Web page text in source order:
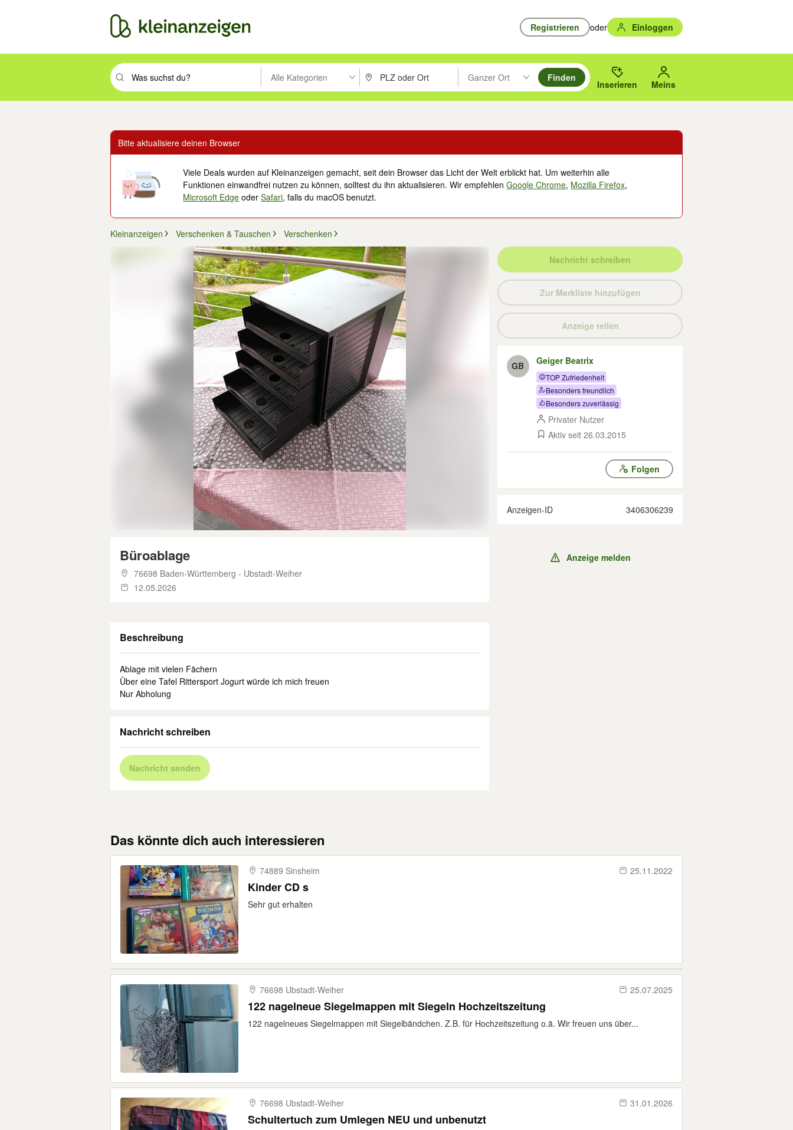
Registrieren oder Einloggen
Suchbegriff eingeben. Eingabetaste drücken um zu suchen, oder Vorschläge mit den Pfeiltasten nach oben/unten durchsuchen und mit Eingabetaste auswählen.
Alle Kategorien PLZ oder Ort eingeben. Eingabetaste drücken um zu suchen, oder Vorschläge mit den Pfeiltasten nach oben/
Ganzer Ort
Suche im Umkreis des gewählten Orts oder PLZ.
Finden
Inserieren Meins
Bitte aktualisiere deinen Browser
Viele Deals wurden auf Kleinanzeigen gemacht, seit dein Browser das Licht der Welt erblickt hat. Um weiterhin alle
Funktionen einwandfrei nutzen zu können, solltest du ihn aktualisieren. Wir empfehlenGoogle Chrome, Mozilla Firefox,
Microsoft Edge oderSafari, falls du macOS benutzt.
Kleinanzeigen Verschenken & Tauschen Verschenken
Büroablage
76698 Baden-Württemberg - Ubstadt-Weiher
12.05.2026
Beschreibung
Ablage mit vielen Fächern
Über eine Tafel Rittersport Jogurt würde ich mich freuen
Nur Abholung
Nachricht schreiben
Nachricht senden
Nachricht schreiben
Zur Merkliste hinzufügen
Anzeige teilen
GB Geiger Beatrix
TOP Zufriedenheit
Besonders freundlich
Besonders zuverlässig
Privater Nutzer
Aktiv seit 26.03.2015
Folgen
Anzeigen-ID 3406306239
Anzeige melden
Das könnte dich auch interessieren
74889 Sinsheim 25.11.2022
Kinder CD s
Sehr gut erhalten
76698 Ubstadt-​Weiher 25.07.2025
122 nagelneue Siegelmappen mit Siegeln Hochzeitszeitung
122 nagelneues Siegelmappen mit Siegelbändchen. Z.B. für Hochzeitszeitung o.ä. Wir freuen uns über...
76698 Ubstadt-​Weiher 31.01.2026
Schultertuch zum Umlegen NEU und unbenutzt